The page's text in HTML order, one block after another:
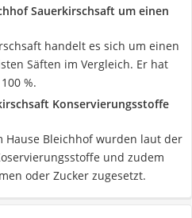
Sauerkirschsaft um einen
handelt es sich um einen
Säften im Vergleich. Er hat
%.
Konservierungsstoffe
Hause Bleichhof wurden laut der
und zudem
oder Zucker zugesetzt.